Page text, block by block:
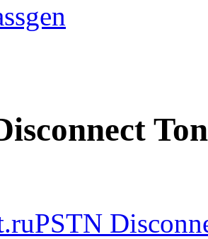
PSTN